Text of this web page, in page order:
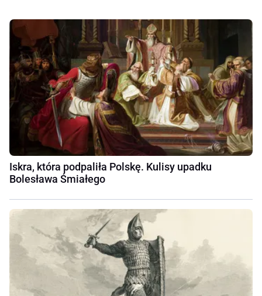
Iskra, która podpaliła Polskę. Kulisy upadku
Bolesława Śmiałego